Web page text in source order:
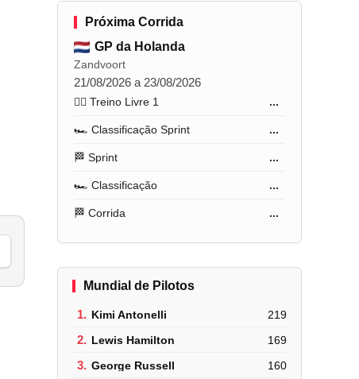
Próxima Corrida
GP da Holanda
Zandvoort
21/08/2026 a 23/08/2026
🏋️‍♂️ Treino Livre 1 ...
🏎️ Classificação Sprint ...
🏁 Sprint ...
🏎️ Classificação ...
🏁 Corrida ...
Mundial de Pilotos
1. Kimi Antonelli 219
2. Lewis Hamilton 169
3. George Russell 160